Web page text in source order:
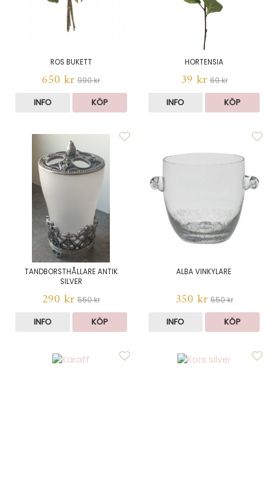
ROS BUKETT
650 kr 990 kr
INFO KÖP
HORTENSIA
39 kr 69 kr
INFO KÖP
TANDBORSTHÅLLARE ANTIK
SILVER
290 kr 550 kr
INFO KÖP
ALBA VINKYLARE
350 kr 550 kr
INFO KÖP